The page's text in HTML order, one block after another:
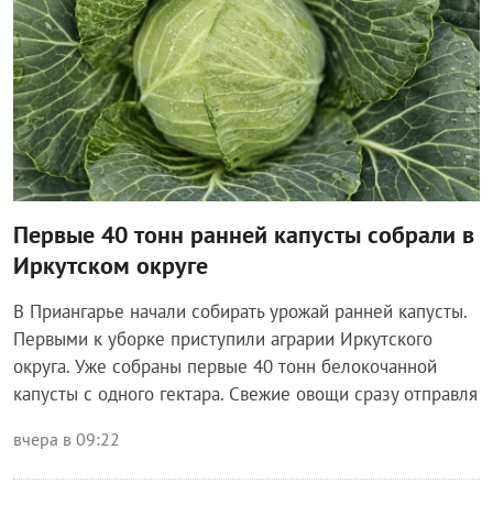
Первые 40 тонн ранней капусты собрали в
Иркутском округе
В Приангарье начали собирать урожай ранней капусты.
Первыми к уборке приступили аграрии Иркутского
округа. Уже собраны первые 40 тонн белокочанной
капусты с одного гектара. Свежие овощи сразу отправля
вчера в 09:22